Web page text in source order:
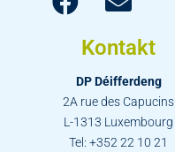
Kontakt
DP Déifferdeng
2A rue des Capucins
L-1313 Luxembourg
Tel: +352 22 10 21